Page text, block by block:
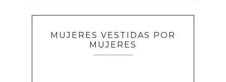
MUJERES VESTIDAS POR
MUJERES